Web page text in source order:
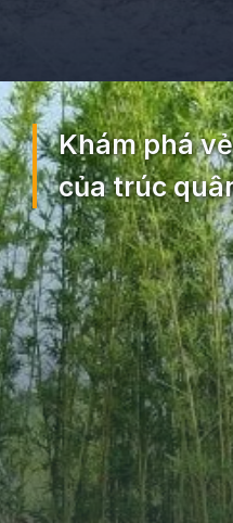
Đang mởhttps://
Khám phá
của trúc